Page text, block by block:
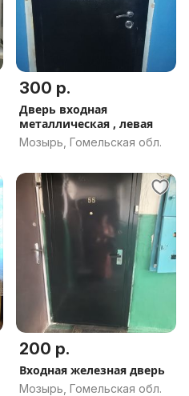
300 р.
Дверь входная
металлическая , левая
Мозырь, Гомельская обл.
200 р.
Входная железная дверь
Мозырь, Гомельская обл.